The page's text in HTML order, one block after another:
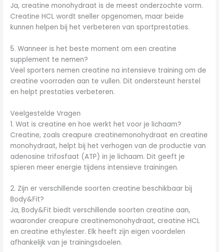
Ja, creatine monohydraat is de meest onderzochte vorm.
Creatine HCL wordt sneller opgenomen, maar beide
kunnen helpen bij het verbeteren van sportprestaties.
5. Wanneer is het beste moment om een creatine
supplement te nemen?
Veel sporters nemen creatine na intensieve training om de
creatine voorraden aan te vullen. Dit ondersteunt herstel
en helpt prestaties verbeteren.
Veelgestelde Vragen
1. Wat is creatine en hoe werkt het voor je lichaam?
Creatine, zoals creapure creatinemonohydraat en creatine
monohydraat, helpt bij het verhogen van de productie van
adenosine trifosfaat (ATP) in je lichaam. Dit geeft je
spieren meer energie tijdens intensieve trainingen.
2. Zijn er verschillende soorten creatine beschikbaar bij
Body&Fit?
Ja, Body&Fit biedt verschillende soorten creatine aan,
waaronder creapure creatinemonohydraat, creatine HCL
en creatine ethylester. Elk heeft zijn eigen voordelen
afhankelijk van je trainingsdoelen.